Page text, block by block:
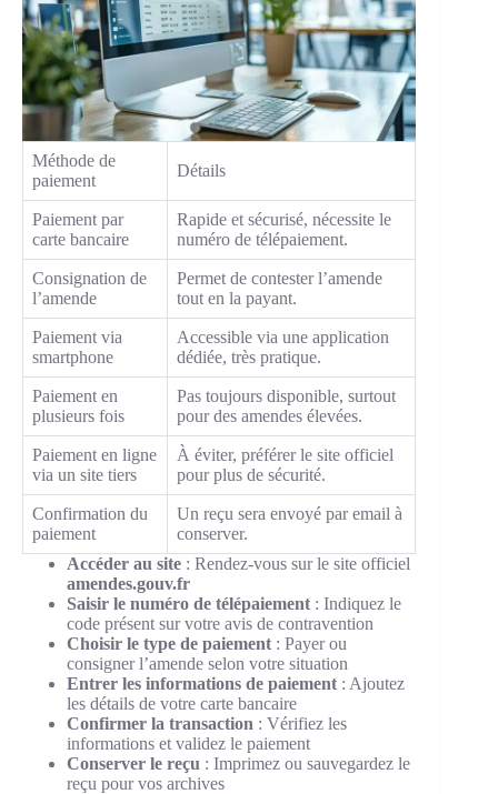
Méthode de
paiement
Détails
Paiement par
carte bancaire
Rapide et sécurisé, nécessite le
numéro de télépaiement.
Consignation de
l’amende
Permet de contester l’amende
tout en la payant.
Paiement via
smartphone
Accessible via une application
dédiée, très pratique.
Paiement en
plusieurs fois
Pas toujours disponible, surtout
pour des amendes élevées.
Paiement en ligne
via un site tiers
À éviter, préférer le site officiel
pour plus de sécurité.
Confirmation du
paiement
Un reçu sera envoyé par email à
conserver.
Accéder au site : Rendez-vous sur le site officiel
amendes.gouv.fr
Saisir le numéro de télépaiement : Indiquez le
code présent sur votre avis de contravention
Choisir le type de paiement : Payer ou
consigner l’amende selon votre situation
Entrer les informations de paiement : Ajoutez
les détails de votre carte bancaire
Confirmer la transaction : Vérifiez les
informations et validez le paiement
Conserver le reçu : Imprimez ou sauvegardez le
reçu pour vos archives